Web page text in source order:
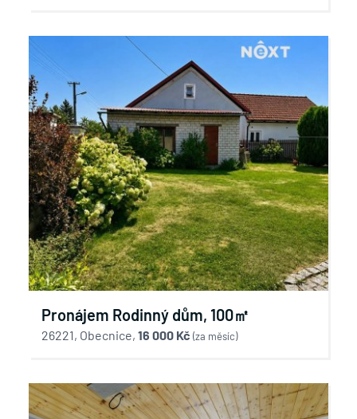
Pronájem Rodinný dům, 100㎡
26221, Obecnice, 16 000 Kč (za měsíc)